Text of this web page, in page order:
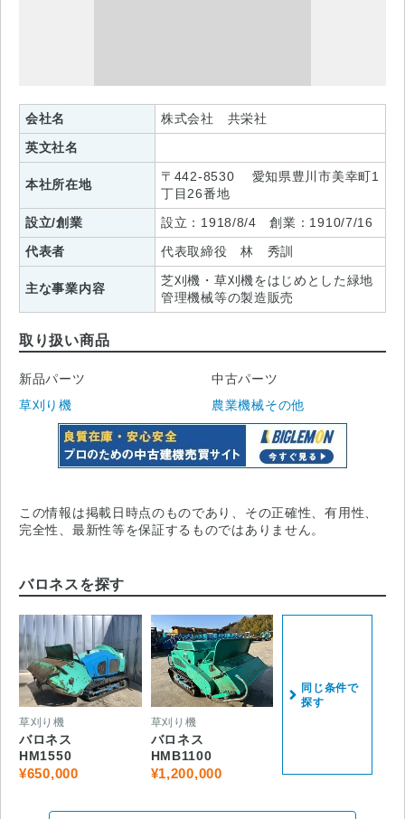
会社名
株式会社 共栄社
英文社名
本社所在地
〒442-8530 愛知県豊川市美幸町1
丁目26番地
設立/創業
設立：1918/8/4 創業：1910/7/16
代表者
代表取締役 林 秀訓
主な事業内容
芝刈機・草刈機をはじめとした緑地
管理機械等の製造販売
取り扱い商品
新品パーツ
中古パーツ
草刈り機
農業機械その他
この情報は掲載日時点のものであり、その正確性、有用性、
完全性、最新性等を保証するものではありません。
バロネスを探す
草刈り機
バロネス
HM1550
¥650,000
草刈り機
バロネス
HMB1100
¥1,200,000
同じ条件で
探す